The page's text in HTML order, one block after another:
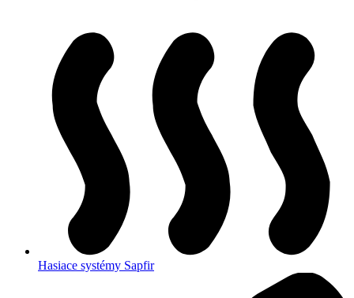
Hasiace systémy Sapfir